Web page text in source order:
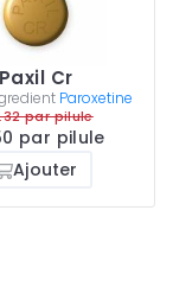
Paxil Cr
Paroxetine
par pilule
par pilule
Ajouter